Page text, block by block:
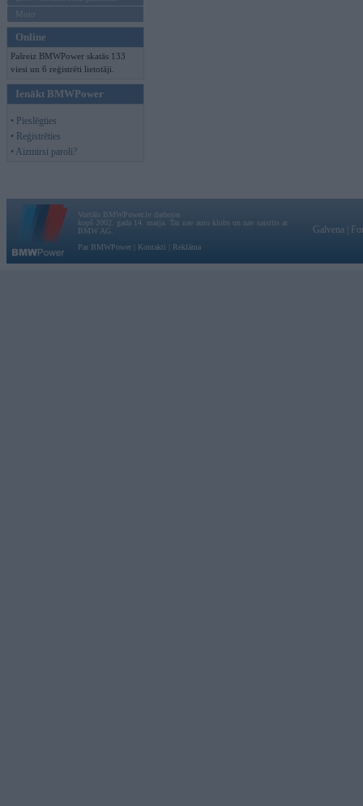
Moto
Online
Pašreiz BMWPower skatās 133
viesi un 6 reģistrēti lietotāji.
Ienākt BMWPower
• Pieslēgties
• Reģistrēties
• Aizmirsi paroli?
Vortāls BMWPower.lv darbojas
kopš 2002. gada 14. maija. Tas nav auto klubs un nav saistīts ar
BMW AG.
Par BMWPower
Kontakti Reklāma
Galvena